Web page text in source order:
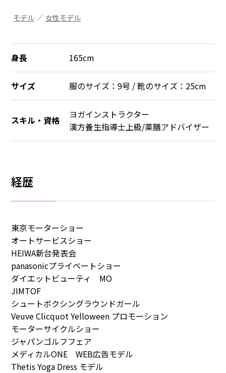
モデル ／ 女性モデル
身長 165cm
サイズ 服のサイズ：9号 / 靴のサイズ：25cm
スキル・資格
ヨガインストラクター
漢方養生指導士上級/薬膳アドバイザー
経歴
東京モーターショー
オートサービスショー
HEIWA新台発表会
panasonicプライベートショー
ダイエットビューティ MO
JIMTOF
シュートボクシングラウンドガール
Veuve Clicquot Yelloween プロモーション
モーターサイクルショー
ジャパンゴルフフェア
メディカルONE WEB広告モデル
Thetis Yoga Dress モデル